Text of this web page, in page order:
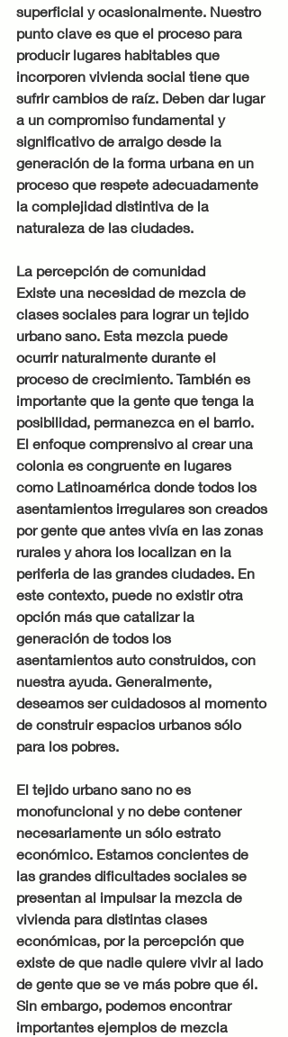
superficial y ocasionalmente. Nuestro
punto clave es que el proceso para
producir lugares habitables que
incorporen vivienda social tiene que
sufrir cambios de raíz. Deben dar lugar
a un compromiso fundamental y
significativo de arraigo desde la
generación de la forma urbana en un
proceso que respete adecuadamente
la complejidad distintiva de la
naturaleza de las ciudades.
La percepción de comunidad
Existe una necesidad de mezcla de
clases sociales para lograr un tejido
urbano sano. Esta mezcla puede
ocurrir naturalmente durante el
proceso de crecimiento. También es
importante que la gente que tenga la
posibilidad, permanezca en el barrio.
El enfoque comprensivo al crear una
colonia es congruente en lugares
como Latinoamérica donde todos los
asentamientos irregulares son creados
por gente que antes vivía en las zonas
rurales y ahora los localizan en la
periferia de las grandes ciudades. En
este contexto, puede no existir otra
opción más que catalizar la
generación de todos los
asentamientos auto construidos, con
nuestra ayuda. Generalmente,
deseamos ser cuidadosos al momento
de construir espacios urbanos sólo
para los pobres.
El tejido urbano sano no es
monofuncional y no debe contener
necesariamente un sólo estrato
económico. Estamos concientes de
las grandes dificultades sociales se
presentan al impulsar la mezcla de
vivienda para distintas clases
económicas, por la percepción que
existe de que nadie quiere vivir al lado
de gente que se ve más pobre que él.
Sin embargo, podemos encontrar
importantes ejemplos de mezcla